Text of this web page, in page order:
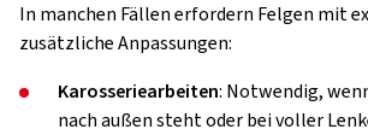
In manchen Fällen erfordern Felgen mit
zusätzliche Anpassungen:
Karosseriearbeiten: Notwendig,
nach außen steht oder bei voller